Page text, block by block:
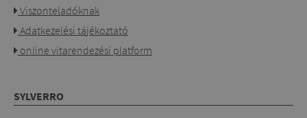
Viszonteladóknak
Adatkezelési tájékoztató
online vitarendezési platform
SYLVERRO